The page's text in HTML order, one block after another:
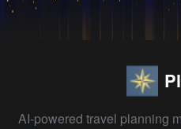
AI-powered travel planning